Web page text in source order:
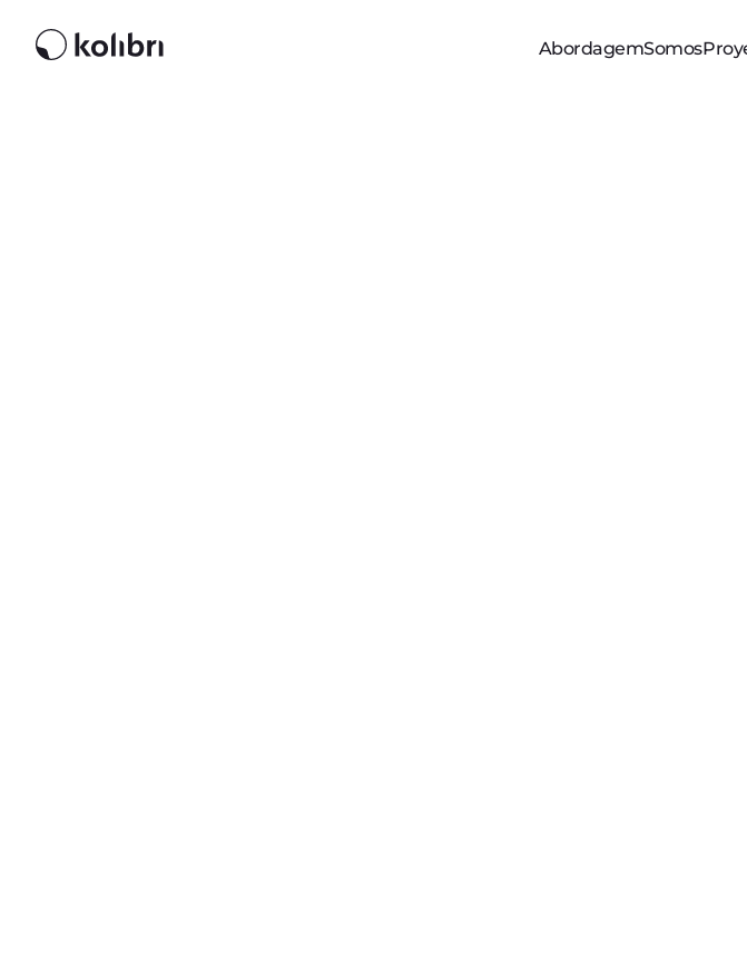
AbordagemSomos